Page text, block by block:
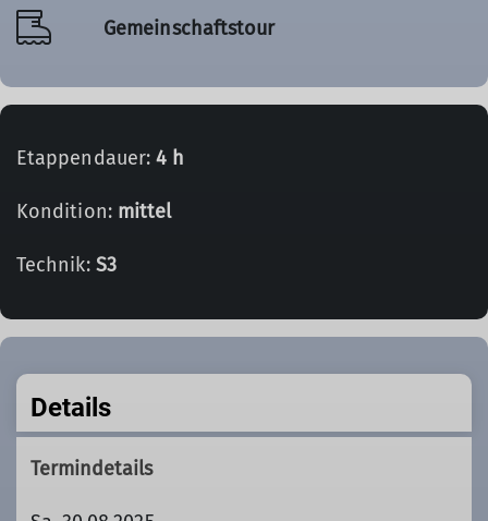
Gemeinschaftstour
Etappendauer:4 h
Kondition: mittel
Technik: S3
Details
Termindetails